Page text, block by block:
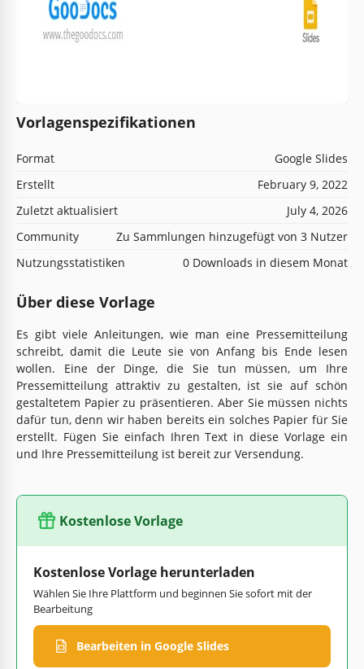
Vorlagenspezifikationen
Format
Google Slides
Erstellt
February 9, 2022
Zuletzt aktualisiert
July 4, 2026
Community
Zu Sammlungen hinzugefügt von 3 Nutzer
Nutzungsstatistiken
0 Downloads in diesem Monat
Über diese Vorlage
Es gibt viele Anleitungen, wie man eine Pressemitteilung
schreibt, damit die Leute sie von Anfang bis Ende lesen
wollen. Eine der Dinge, die Sie tun müssen, um Ihre
Pressemitteilung attraktiv zu gestalten, ist sie auf schön
gestaltetem Papier zu präsentieren. Aber Sie müssen nichts
dafür tun, denn wir haben bereits ein solches Papier für Sie
erstellt. Fügen Sie einfach Ihren Text in diese Vorlage ein
und Ihre Pressemitteilung ist bereit zur Versendung.
Kostenlose Vorlage
Kostenlose Vorlage herunterladen
Wählen Sie Ihre Plattform und beginnen Sie sofort mit der
Bearbeitung
Bearbeiten in Google Slides